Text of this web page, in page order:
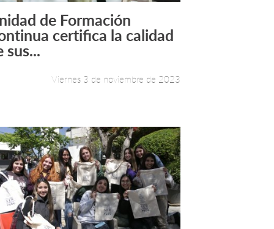
Leer más +
de Formación
certifica la calidad
sus...
Viernes 3 de noviembre de 2023